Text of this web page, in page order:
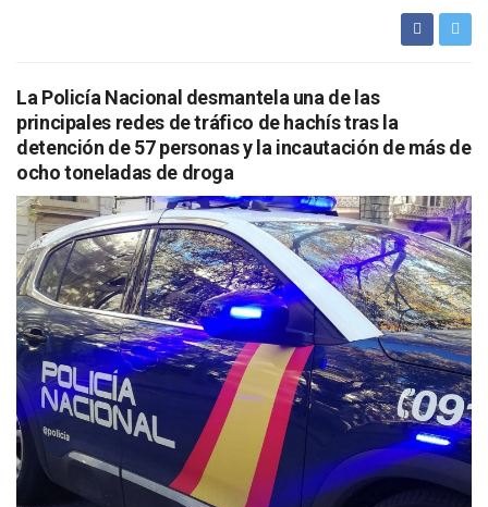
La Policía Nacional desmantela una de las
principales redes de tráfico de hachís tras la
detención de 57 personas y la incautación de más de
ocho toneladas de droga